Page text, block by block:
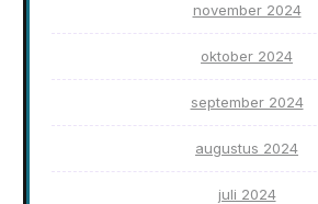
november 2024
oktober 2024
september 2024
augustus 2024
juli 2024